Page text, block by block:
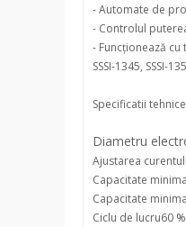
- Automate de
- Controlul
- Funcționează
SSSI-1345, SSSI-
Specificatii
Diametru
Ajustarea
Capacitate
Capacitate
Ciclu de lucru60 %